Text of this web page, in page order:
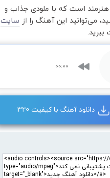
هنرمند است که با ملودی جذاب و
می‌توانید این آهنگ را از سایت
ببرید.
00:00
دانلود آهنگ با کیفیت 320